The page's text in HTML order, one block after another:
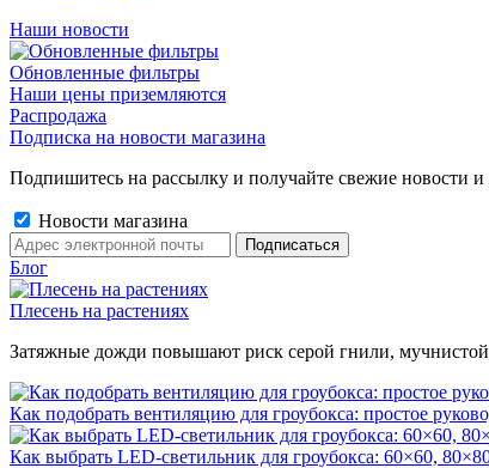
Наши новости
Обновленные фильтры
Наши цены приземляются
Распродажа
Подписка на новости магазина
Подпишитесь на рассылку и получайте свежие новости
Новости магазина
Блог
Плесень на растениях
Затяжные дожди повышают риск серой гнили, мучнистой
Как подобрать вентиляцию для гроубокса: простое
Как выбрать LED-светильник для гроубокса: 60×60,